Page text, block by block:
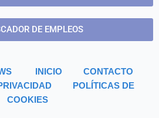
DE EMPLEOS
INICIO
CONTACTO
POLÍTICAS DE
COOKIES